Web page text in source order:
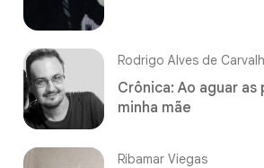
Rodrigo Alves de
Crônica: Ao aguar as
minha mãe
Ribamar Viegas